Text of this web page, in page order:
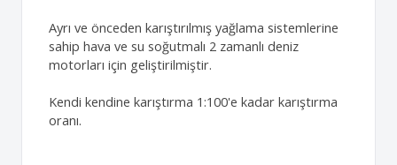
Ayrı ve önceden karıştırılmış yağlama sistemlerine
sahip hava ve su soğutmalı 2 zamanlı deniz
motorları için geliştirilmiştir.
Kendi kendine karıştırma 1:100'e kadar karıştırma
oranı.